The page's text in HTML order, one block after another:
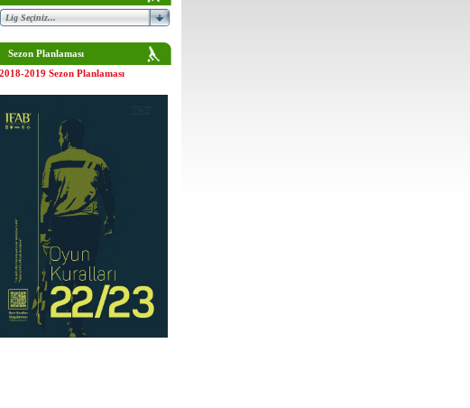
Sezon Planlaması
2018-2019 Sezon Planlaması